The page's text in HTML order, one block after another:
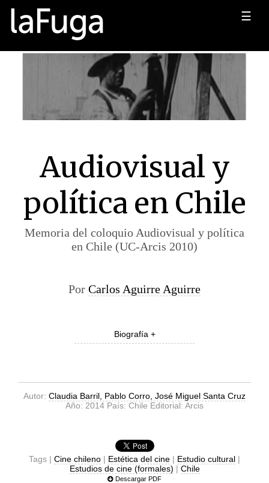
☰
Audiovisual y
política en Chile
Memoria del coloquio Audiovisual y política
en Chile (UC-Arcis 2010)
Por Carlos Aguirre Aguirre
Biografía +
Autor: Claudia Barril, Pablo Corro, José Miguel Santa Cruz
Año: 2014 País: Chile Editorial: Arcis
Tags | Cine chileno | Estética del cine | Estudio cultural |
Estudios de cine (formales) | Chile
Descargar PDF